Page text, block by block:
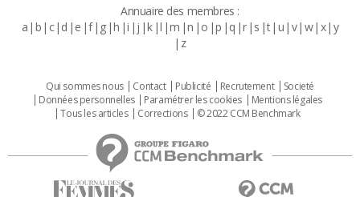
Annuaire des membres :
a b c d e f g h i j k l m n o p q r s t u v w x y
z
Qui sommes nous Contact Publicité Recrutement
Societé
Données personnelles
Paramétrer les cookies
Mentions légales
Tous les articles
Corrections © 2022 CCM Benchmark